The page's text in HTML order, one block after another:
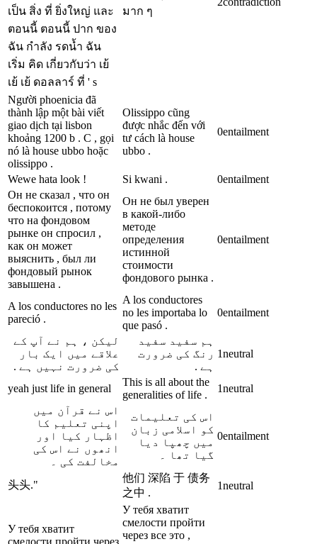
เป็น สิ่ง ที่ ยิ่งใหญ่ และ
ตอนนี้ ตอนนี้ ปาก ของ
ฉัน กำลัง รดน้ำ ฉัน
เริ่ม คิด เกี่ยวกับว่า เย้
เย้ เย้ ดอลลาร์ ที่ ' s
มาก ๆ
Người phoenicia đã
thành lập một bài viết
giao dịch tại lisbon
khoảng 1200 b . C , gọi
nó là house ubbo hoặc
olissippo .
Olissippo cũng
được nhắc đến với
tư cách là house
ubbo .
0entailment
Wewe hata look ! Si kwani . 0entailment
Он не сказал , что он
беспокоится , потому
что на фондовом
рынке он спросил ,
как он может
выяснить , был ли
фондовый рынок
завышена .
Он не был уверен
в какой-либо
методе
определения
истинной
стоимости
фондового рынка .
0entailment
A los conductores no les
pareció .
A los conductores
no les importaba lo
que pasó .
0entailment
لیکن ، ہم نے آپ کے
علاقے میں ایک بار
کی ضرورت نہیں ہے .
ہم سفید سفید
رنگ کی ضرورت
ہے .
1neutral
yeah just life in general
This is all about the
generalities of life .
1neutral
اس نے قرآن میں
اپنی تعلیم کا
اظہار کیا اور
انھوں نے اس کی
مخالفت کی ۔
اس کی تعلیمات
کو اسلامی زبان
میں چھپا دیا
گیا تھا ۔
0entailment
头头."
他们 深陷 于 债务
之中 .
1neutral
У тебя хватит
смелости пройти через
У тебя хватит
смелости пройти
через все это ,